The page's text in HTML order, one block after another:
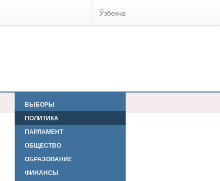
Ўзбекча
ВЫБОРЫ
ПОЛИТИКА
ПАРЛАМЕНТ
ОБЩЕСТВО
ОБРАЗОВАНИЕ
ФИНАНСЫ